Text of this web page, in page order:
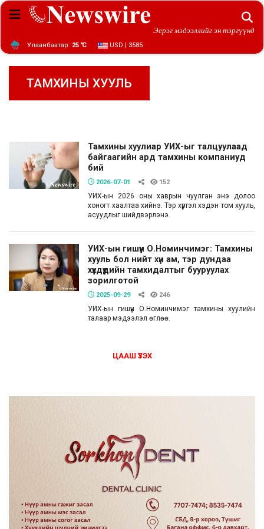
Эерэг мэдээллийг эн тэргүүнд
Улаанбаатар: 25 ℃ USD | 3585
ТАМХИНЫ ХУУЛЬ
Тамхины хуулиар УИХ-ыг талцуулаад
байгаагийн ард тамхины компаниуд
бий
2026-07-01 152
УИХ-ын 2026 оны хаврын чуулган энэ долоо
хоногт хаалтаа хийнэ. Тэр хүртэл хэдэн том хууль,
асуудлыг шийдвэрлэнэ.
УИХ-ын гишүүн О.Номинчимэг: Тамхины
хууль бол нийт хүн ам, тэр дундаа
хүүхдүүдийн тамхидалтыг бууруулах
зорилготой
2025-09-29 246
УИХ-ын гишүүн О.Номинчимэг тамхины хуулийн
талаар мэдээлэл өглөө.
ЦААШ ҮЗЭХ